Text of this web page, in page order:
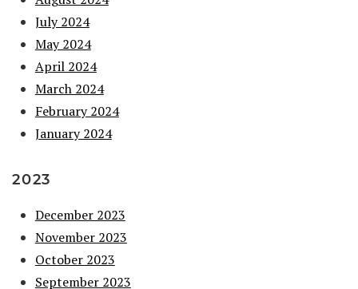
July 2024
May 2024
April 2024
March 2024
February 2024
January 2024
2023
December 2023
November 2023
October 2023
September 2023